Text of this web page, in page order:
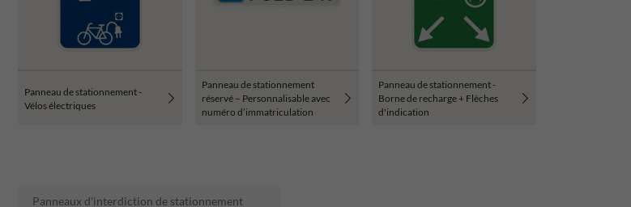
Panneau de stationnement -
Vélos électriques
Panneau de stationnement
réservé – Personnalisable avec
numéro d’immatriculation
Panneau de stationnement -
Borne de recharge + Flèches
d'indication
Panneaux d'interdiction de stationnement